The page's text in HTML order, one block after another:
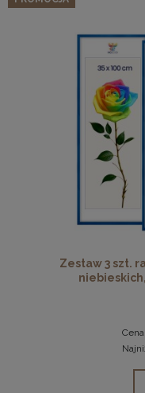
Zestaw 3 szt.